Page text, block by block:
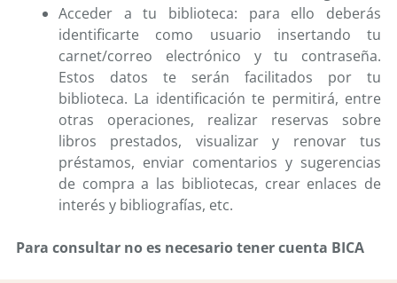
Acceder a tu biblioteca: para ello deberás
identificarte como usuario insertando tu
carnet/correo electrónico y tu contraseña.
Estos datos te serán facilitados por tu
biblioteca. La identificación te permitirá, entre
otras operaciones, realizar reservas sobre
libros prestados, visualizar y renovar tus
préstamos, enviar comentarios y sugerencias
de compra a las bibliotecas, crear enlaces de
interés y bibliografías, etc.
Para consultar no es necesario tener cuenta BICA